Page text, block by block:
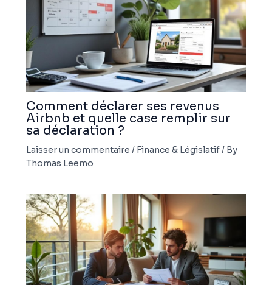
Comment déclarer ses revenus
Airbnb et quelle case remplir sur
sa déclaration ?
Laisser un commentaire / Finance & Législatif/ By
Thomas Leemo